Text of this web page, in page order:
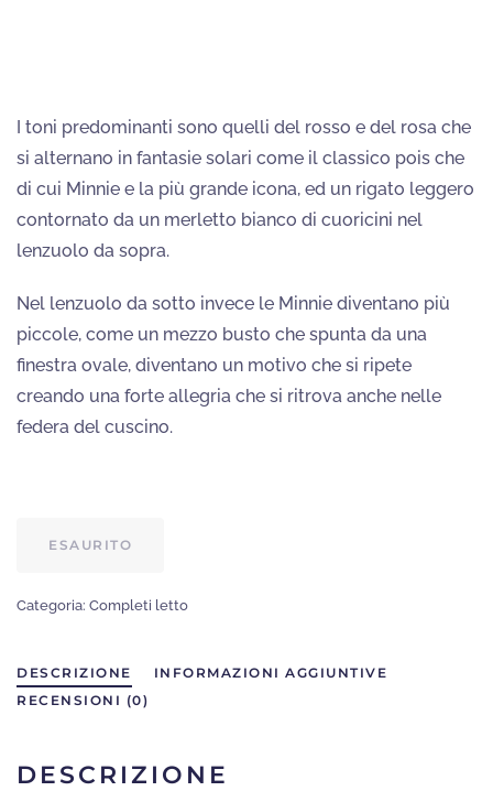
I toni predominanti sono quelli del rosso e del rosa che
si alternano in fantasie solari come il classico pois che
di cui Minnie e la più grande icona, ed un rigato leggero
contornato da un merletto bianco di cuoricini nel
lenzuolo da sopra.
Nel lenzuolo da sotto invece le Minnie diventano più
piccole, come un mezzo busto che spunta da una
finestra ovale, diventano un motivo che si ripete
creando una forte allegria che si ritrova anche nelle
federa del cuscino.
ESAURITO
Categoria: Completi letto
DESCRIZIONE
INFORMAZIONI AGGIUNTIVE
RECENSIONI (0)
DESCRIZIONE